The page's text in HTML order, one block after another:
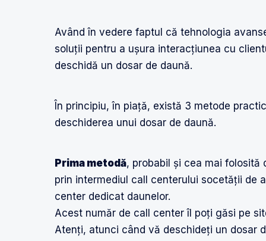
Având în vedere faptul că tehnologia
soluții pentru a ușura interacțiunea cu
deschidă un dosar de daună.
În principiu, în piață, există 3 metode
deschiderea unui dosar de daună.
Prima metodă, probabil și cea mai folosită
prin intermediul call centerului socetății de
center dedicat daunelor.
Acest număr de call center îl poți găsi pe
Atenți, atunci când vă deschideți un dosar